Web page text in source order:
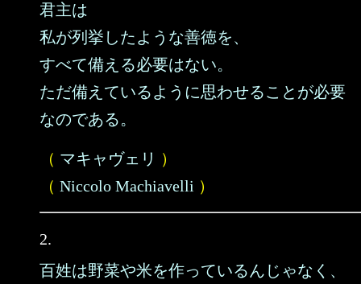
君主は
私が列挙したような善徳を、
すべて備える必要はない。
ただ備えているように思わせることが必要
なのである。
（ マキャヴェリ ）
（ Niccolo Machiavelli ）
2.
百姓は野菜や米を作っているんじゃなく、